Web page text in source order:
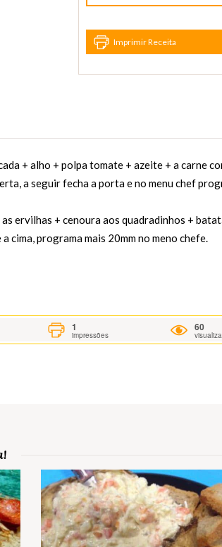
Imprimir Receita
+ alho + polpa tomate + azeite + a carne
a seguir fecha a porta e no menu chef
ervilhas + cenoura aos quadradinhos +
cima, programa mais 20mm no meno chefe.
1
impressões
60